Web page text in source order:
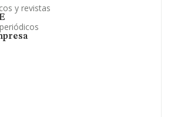
y revistas